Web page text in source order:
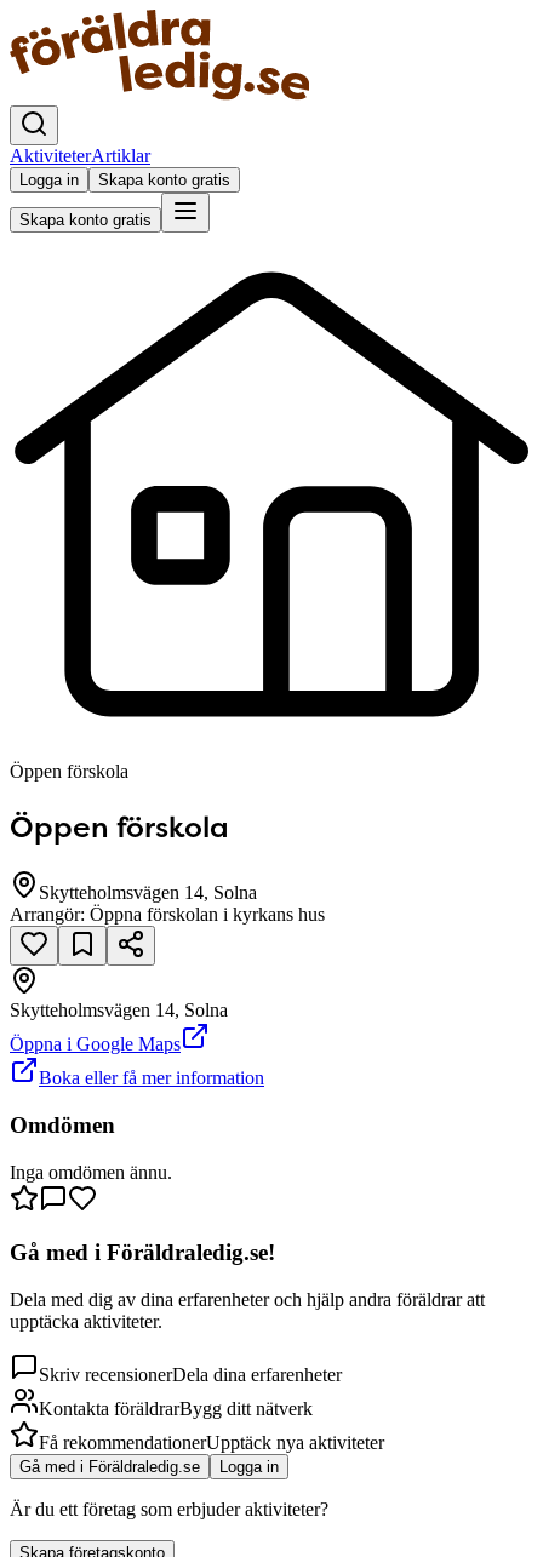
AktiviteterArtiklar
Logga in Skapa konto gratis
Skapa konto gratis
Öppen förskola
Öppen förskola
Skytteholmsvägen 14, Solna
Arrangör: Öppna förskolan i kyrkans hus
null
Skytteholmsvägen 14
Skytteholmsvägen 14, Solna
Öppna i Google Maps
Boka eller få mer information
Omdömen
Inga omdömen ännu.
Gå med i Föräldraledig.se!
Dela med dig av dina erfarenheter och hjälp andra föräldrar att
upptäcka aktiviteter.
Skriv recensionerDela dina erfarenheter
Kontakta föräldrarBygg ditt nätverk
Få rekommendationerUpptäck nya aktiviteter
Gå med i Föräldraledig.se Logga in
Är du ett företag som erbjuder aktiviteter?
Skapa företagskonto